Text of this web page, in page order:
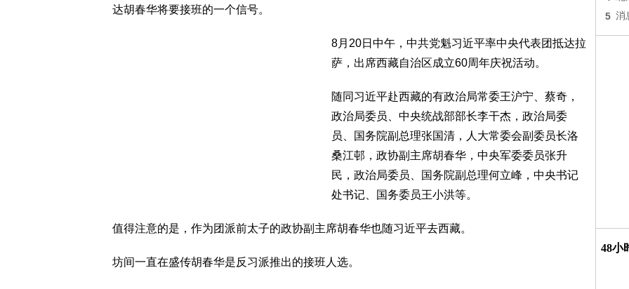
达胡春华将要接班的一个信号。
8月20日中午，中共党魁习近平率中央代表团抵达拉
萨，出席西藏自治区成立60周年庆祝活动。
随同习近平赴西藏的有政治局常委王沪宁、蔡奇，
政治局委员、中央统战部部长李干杰，政治局委
员、国务院副总理张国清，人大常委会副委员长洛
桑江邨，政协副主席胡春华，中央军委委员张升
民，政治局委员、国务院副总理何立峰，中央书记
处书记、国务委员王小洪等。
值得注意的是，作为团派前太子的政协副主席胡春华也随习近平去西藏。
坊间一直在盛传胡春华是反习派推出的接班人选。
5 消
48小